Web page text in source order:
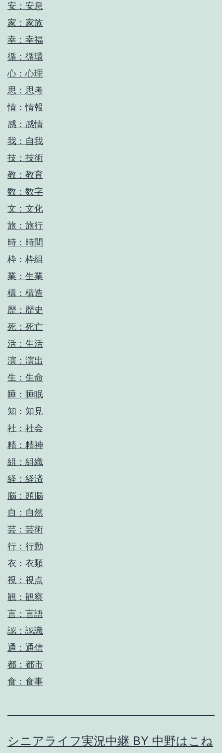
安：安息
家：家族
幸：幸福
循：循環
心：心理
思：思考
情：情報
感：感情
我：自我
技：技術
教：教育
数：数字
文：文化
旅：旅行
時：時間
枠：枠組
業：生業
構：構造
歴：歴史
死：死亡
活：生活
演：演出
生：生命
睡：睡眠
知：知見
社：社会
精：精神
組：組織
経：経済
脳：頭脳
自：自然
芸：芸術
行：行動
衣：衣類
視：視点
観：観察
言：言語
認：認識
通：通信
都：都市
食：食事
シニアライフ実況中継 BY 中野はこね